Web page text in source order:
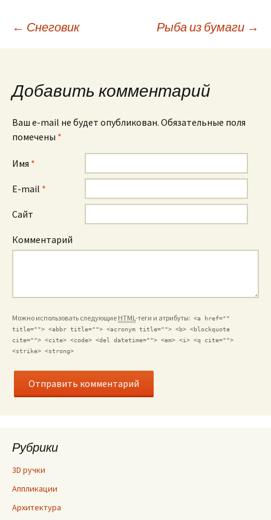
Навигация по
записям
← Снеговик Рыба из бумаги →
Добавить комментарий
Ваш e-mail не будет опубликован. Обязательные поля
помечены *
Имя *
E-mail *
Сайт
Комментарий
Можно использовать следующие HTML-теги и атрибуты: <a href=""
title=""> <abbr title=""> <acronym title=""> <b> <blockquote
cite=""> <cite> <code> <del datetime=""> <em> <i> <q cite="">
<strike> <strong>
Рубрики
3D ручки
Аппликации
Архитектура